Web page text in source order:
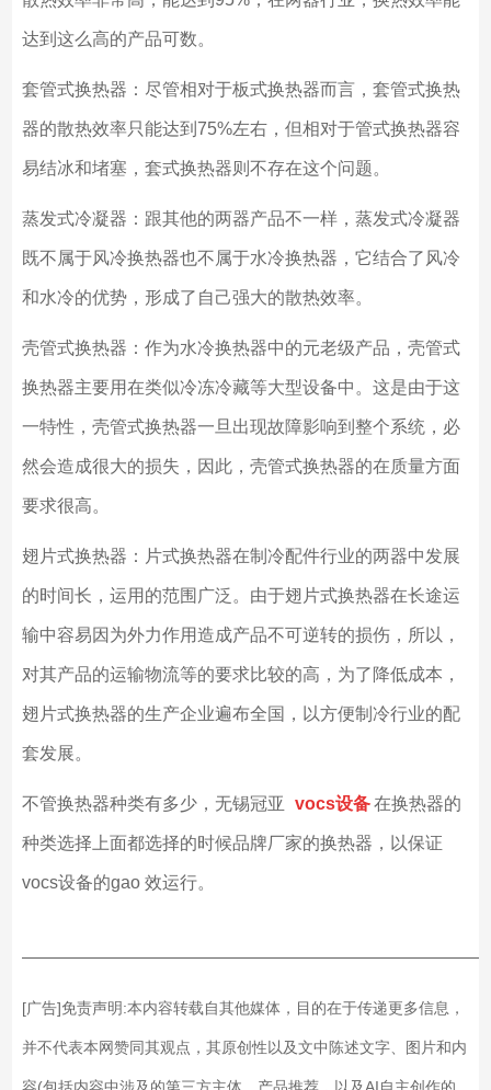
达到这么高的产品可数。
套管式换热器：尽管相对于板式换热器而言，套管式换热
器的散热效率只能达到75%左右，但相对于管式换热器容
易结冰和堵塞，套式换热器则不存在这个问题。
蒸发式冷凝器：跟其他的两器产品不一样，蒸发式冷凝器
既不属于风冷换热器也不属于水冷换热器，它结合了风冷
和水冷的优势，形成了自己强大的散热效率。
壳管式换热器：作为水冷换热器中的元老级产品，壳管式
换热器主要用在类似冷冻冷藏等大型设备中。这是由于这
一特性，壳管式换热器一旦出现故障影响到整个系统，必
然会造成很大的损失，因此，壳管式换热器的在质量方面
要求很高。
翅片式换热器：片式换热器在制冷配件行业的两器中发展
的时间长，运用的范围广泛。由于翅片式换热器在长途运
输中容易因为外力作用造成产品不可逆转的损伤，所以，
对其产品的运输物流等的要求比较的高，为了降低成本，
翅片式换热器的生产企业遍布全国，以方便制冷行业的配
套发展。
不管换热器种类有多少，无锡冠亚 vocs设备在换热器的
种类选择上面都选择的时候品牌厂家的换热器，以保证
vocs设备的gao 效运行。
[广告]免责声明:本内容转载自其他媒体，目的在于传递更多信息，
并不代表本网赞同其观点，其原创性以及文中陈述文字、图片和内